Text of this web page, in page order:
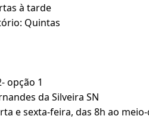
à tarde
Quintas
opção 1
da Silveira SN
e sexta-feira, das 8h ao meio-